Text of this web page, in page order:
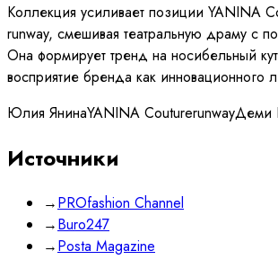
Коллекция усиливает позиции YANINA
runway, смешивая театральную драму с
Она формирует тренд на носибельный
восприятие бренда как инновационного
Юлия ЯнинаYANINA CouturerunwayДеми
Источники
→PROfashion Channel
→Buro247
→Posta Magazine